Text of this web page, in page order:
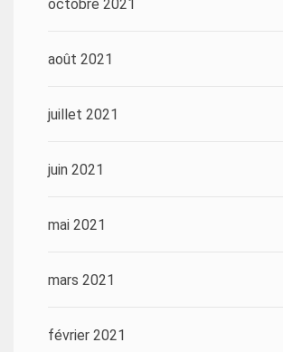
octobre 2021
août 2021
juillet 2021
juin 2021
mai 2021
mars 2021
février 2021